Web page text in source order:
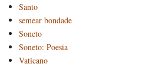
Santo
semear bondade
Soneto
Soneto: Poesia
Vaticano